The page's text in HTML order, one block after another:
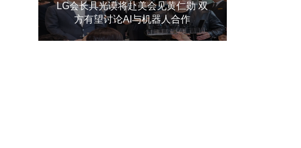
LG会长具光谟将赴美会见黄仁勋 双
方有望讨论AI与机器人合作